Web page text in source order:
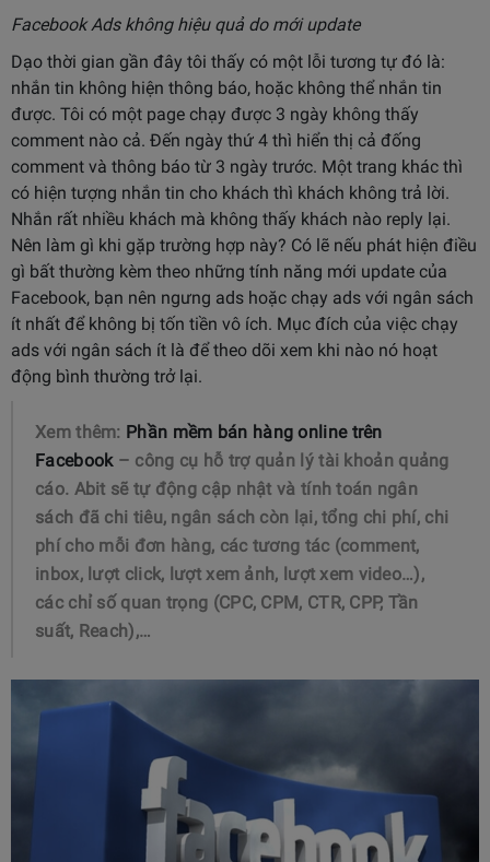
Facebook Ads không hiệu quả do mới update
Dạo thời gian gần đây tôi thấy có một lỗi tương tự đó là:
nhắn tin không hiện thông báo, hoặc không thể nhắn tin
được. Tôi có một page chạy được 3 ngày không thấy
comment nào cả. Đến ngày thứ 4 thì hiển thị cả đống
comment và thông báo từ 3 ngày trước. Một trang khác thì
có hiện tượng nhắn tin cho khách thì khách không trả lời.
Nhắn rất nhiều khách mà không thấy khách nào reply lại.
Nên làm gì khi gặp trường hợp này? Có lẽ nếu phát hiện điều
gì bất thường kèm theo những tính năng mới update của
Facebook, bạn nên ngưng ads hoặc chạy ads với ngân sách
ít nhất để không bị tốn tiền vô ích. Mục đích của việc chạy
ads với ngân sách ít là để theo dõi xem khi nào nó hoạt
động bình thường trở lại.
Xem thêm: Phần mềm bán hàng online trên
Facebook– công cụ hỗ trợ quản lý tài khoản quảng
cáo. Abit sẽ tự động cập nhật và tính toán ngân
sách đã chi tiêu, ngân sách còn lại, tổng chi phí, chi
phí cho mỗi đơn hàng, các tương tác (comment,
inbox, lượt click, lượt xem ảnh, lượt xem video…),
các chỉ số quan trọng (CPC, CPM, CTR, CPP, Tần
suất, Reach),…